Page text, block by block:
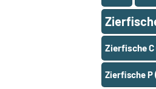
Zierfische C
Zierfische P